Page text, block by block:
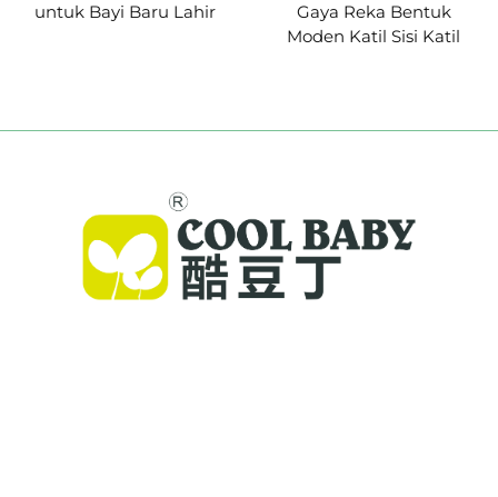
untuk Bayi Baru Lahir
Gaya Reka Bentuk
Moden Katil Sisi Katil